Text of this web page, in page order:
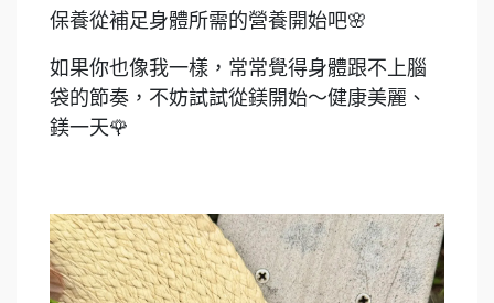
保養從補足身體所需的營養開始吧🌸
如果你也像我一樣，常常覺得身體跟不上腦
袋的節奏，不妨試試從鎂開始～健康美麗、
鎂一天🌹